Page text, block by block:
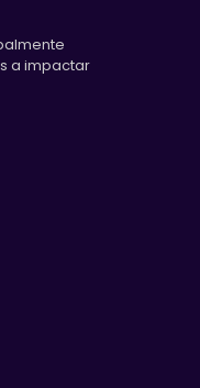
a impactar